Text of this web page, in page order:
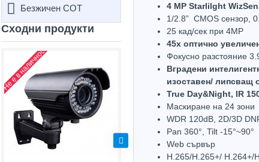
Безжичен СОТ
Сходни продукти
Не е в наличност Не е в наличност
4 MP Starlilght
1/2.8” CMOS сензор,
25 кад/сек при 4MP
45х оптично
Фокусно разстояние
Вградени
изоставен/ липсващ
True Day&Night, IR
Маскиране на 24 зони
WDR 120dB, 2D/3D
Pan 360°, Tilt -15°~90°
Web сървър
H.265/H.265+/ H.264+/